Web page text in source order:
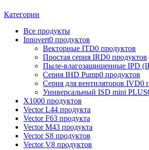
Категории
Все продукты
Innovert0 продуктов
Векторные ITD0 продуктов
Простая серия IRD0 продуктов
Пыле-влагозащищенные IPD
Серия IHD Pump0 продуктов
Серия для вентиляторов IVD0
Универсальный ISD mini PLUS
X1000 продуктов
Vector L44 продукта
Vector F63 продукта
Vector M43 продукта
Vector S8 продуктов
Vector V8 продуктов